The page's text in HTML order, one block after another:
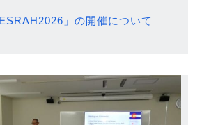
」の開催について